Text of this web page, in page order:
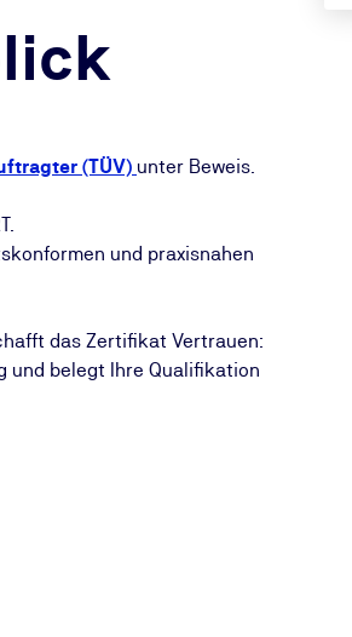
(TÜV) unter Beweis.
und praxisnahen
das Zertifikat Vertrauen:
und belegt Ihre Qualifikation